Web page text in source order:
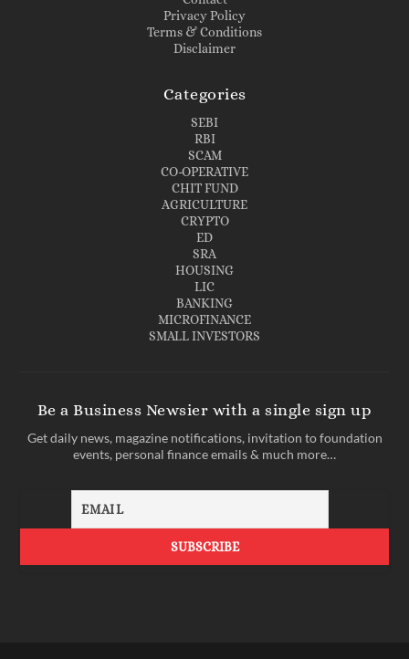
Privacy Policy
Terms & Conditions
Disclaimer
Categories
SEBI
RBI
SCAM
CO-OPERATIVE
CHIT FUND
AGRICULTURE
CRYPTO
ED
SRA
HOUSING
LIC
BANKING
MICROFINANCE
SMALL INVESTORS
Be a Business Newsier with a single sign up
Get daily news, magazine notifications, invitation to foundation
events, personal finance emails & much more…